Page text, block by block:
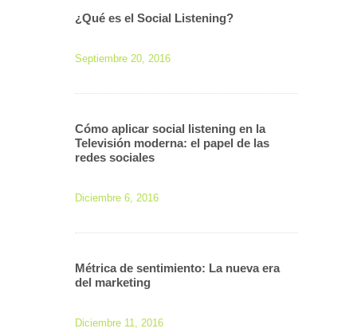
¿Qué es el Social Listening?
Septiembre 20, 2016
Cómo aplicar social listening en la
Televisión moderna: el papel de las
redes sociales
Diciembre 6, 2016
Métrica de sentimiento: La nueva era
del marketing
Diciembre 11, 2016